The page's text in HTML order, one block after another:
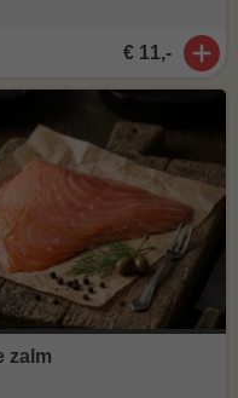
€ 11,-
zalm